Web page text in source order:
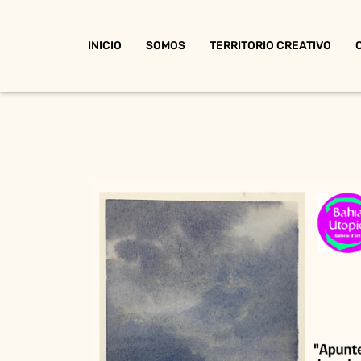
INICIO SOMOS TERRITORIO CREATIVO